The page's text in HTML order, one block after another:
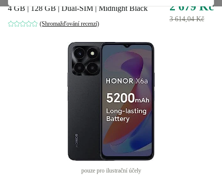
4 GB | 128 GB | Dual-SIM | Midnight Black
(Shromažďování recenzí)
2 679 Kč
3 614,04 Kč
pouze pro ilustrační účely